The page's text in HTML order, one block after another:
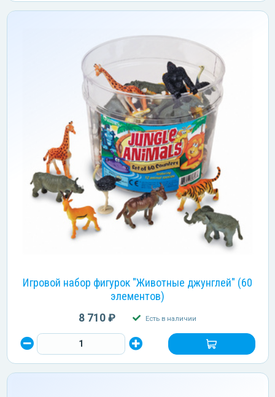
Игровой набор фигурок "Животные джунглей" (60
элементов)
8 710 ₽ Есть в наличии